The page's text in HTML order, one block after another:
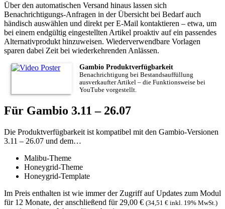
Über den automatischen Versand hinaus lassen sich
Benachrichtigungs-Anfragen in der Übersicht bei Bedarf auch
händisch auswählen und direkt per E-Mail kontaktieren – etwa, um
bei einem endgültig eingestellten Artikel proaktiv auf ein passendes
Alternativprodukt hinzuweisen. Wiederverwendbare Vorlagen
sparen dabei Zeit bei wiederkehrenden Anlässen.
Gambio Produktverfügbarkeit
Benachrichtigung bei Bestandsauffüllung
ausverkaufter Artikel – die Funktionsweise bei
YouTube vorgestellt.
Für Gambio 3.11 – 26.07
Die Produktverfügbarkeit ist kompatibel mit den Gambio-Versionen
3.11 – 26.07 und dem…
Malibu-Theme
Honeygrid-Theme
Honeygrid-Template
Im Preis enthalten ist wie immer der Zugriff auf Updates zum Modul
für 12 Monate, der anschließend für 29,00 € (34,51 € inkl. 19% MwSt.)